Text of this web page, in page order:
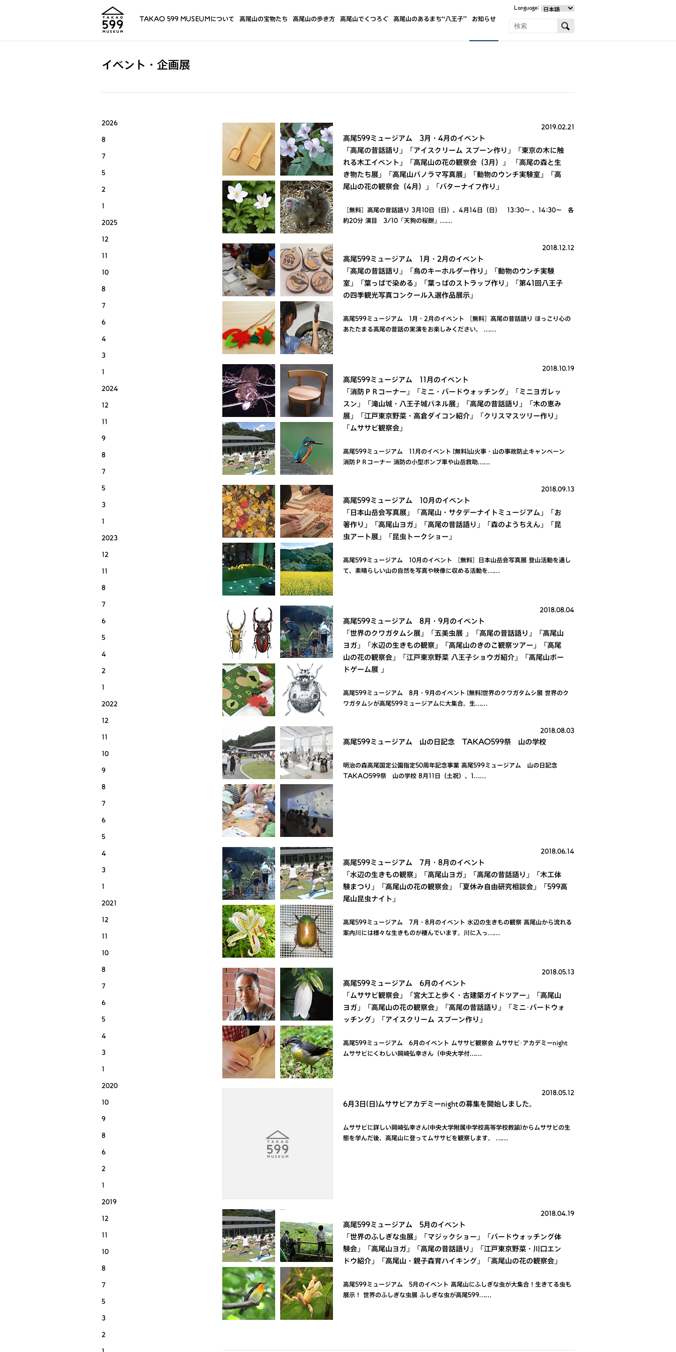
TAKAO 599 MUSEUMについて 高尾山の宝物たち 高尾山の歩き方 高尾山でくつろぐ 高尾山のあるまち“八王子” お知らせ
Language:
イベント・企画展
2019.02.21
高尾599ミュージアム 3月・4月のイベント
「高尾の昔話語り」「アイスクリーム スプーン作り」「東京の木に触
れる木工イベント」「高尾山の花の観察会（3月）」 「高尾の森と生
き物たち展」「高尾山パノラマ写真展」「動物のウンチ実験室」「高
尾山の花の観察会（4月）」「バターナイフ作り」
［無料］高尾の昔話語り 3月10日（日）、4月14日（日） 13:30～ 、14:30～ 各
約20分 演目 3/10「天狗の桜餅」……
2018.12.12
高尾599ミュージアム 1月・2月のイベント
「高尾の昔話語り」「鳥のキーホルダー作り」「動物のウンチ実験
室」「葉っぱで染める」「葉っぱのストラップ作り」「第41回八王子
の四季観光写真コンクール入選作品展示」
高尾599ミュージアム 1月・2月のイベント ［無料］高尾の昔話語り ほっこり心の
あたたまる高尾の昔話の実演をお楽しみください。 ……
2018.10.19
高尾599ミュージアム 11月のイベント
「消防ＰＲコーナー」「ミニ・バードウォッチング」「ミニヨガレッ
スン」「滝山城・八王子城パネル展」「高尾の昔話語り」「木の恵み
展」「江戸東京野菜・高倉ダイコン紹介」「クリスマスツリー作り」
「ムササビ観察会」
高尾599ミュージアム 11月のイベント [無料]山火事・山の事故防止キャンペーン
消防ＰＲコーナー 消防の小型ポンプ車や山岳救助……
2018.09.13
高尾599ミュージアム 10月のイベント
「日本山岳会写真展」「高尾山・サタデーナイトミュージアム」「お
箸作り」「高尾山ヨガ」「高尾の昔話語り」「森のようちえん」「昆
虫アート展」「昆虫トークショー」
高尾599ミュージアム 10月のイベント ［無料］日本山岳会写真展 登山活動を通し
て、素晴らしい山の自然を写真や映像に収める活動を……
2018.08.04
高尾599ミュージアム 8月・9月のイベント
「世界のクワガタムシ展」「五美虫展 」「高尾の昔話語り」「高尾山
ヨガ」「水辺の生きもの観察」「高尾山のきのこ観察ツアー」「高尾
山の花の観察会」「江戸東京野菜 八王子ショウガ紹介」「高尾山ボー
ドゲーム展 」
高尾599ミュージアム 8月・9月のイベント [無料]世界のクワガタムシ展 世界のク
ワガタムシが高尾599ミュージアムに大集合。生……
2018.08.03
高尾599ミュージアム 山の日記念 TAKAO599祭 山の学校
明治の森高尾国定公園指定50周年記念事業 高尾599ミュージアム 山の日記念
TAKAO599祭 山の学校 8月11日（土祝）、1……
2018.06.14
高尾599ミュージアム 7月・8月のイベント
「水辺の生きもの観察」「高尾山ヨガ」「高尾の昔話語り」「木工体
験まつり」「高尾山の花の観察会」「夏休み自由研究相談会」「599高
尾山昆虫ナイト」
高尾599ミュージアム 7月・8月のイベント 水辺の生きもの観察 高尾山から流れる
案内川には様々な生きものが棲んでいます。川に入っ……
2018.05.13
高尾599ミュージアム 6月のイベント
「ムササビ観察会」「宮大工と歩く・古建築ガイドツアー」「高尾山
ヨガ」「高尾山の花の観察会」「高尾の昔話語り」「ミニ･バードウォ
ッチング」「アイスクリーム スプーン作り」
高尾599ミュージアム 6月のイベント ムササビ観察会 ムササビ･アカデミーnight
ムササビにくわしい岡崎弘幸さん（中央大学付……
2018.05.12
6月3日(日)ムササビアカデミーnightの募集を開始しました。
ムササビに詳しい岡崎弘幸さん(中央大学附属中学校高等学校教諭)からムササビの生
態を学んだ後、高尾山に登ってムササビを観察します。 ……
2018.04.19
高尾599ミュージアム 5月のイベント
「世界のふしぎな虫展」「マジックショー」「バードウォッチング体
験会」「高尾山ヨガ」「高尾の昔話語り」「江戸東京野菜・川口エン
ドウ紹介」「高尾山・親子森育ハイキング」「高尾山の花の観察会」
高尾599ミュージアム 5月のイベント 高尾山にふしぎな虫が大集合！生きてる虫も
展示！ 世界のふしぎな虫展 ふしぎな虫が高尾599……
2026
8
7
5
2
1
2025
12
11
10
8
7
6
4
3
1
2024
12
11
9
8
7
5
3
1
2023
12
11
8
7
6
5
4
2
1
2022
12
11
10
9
8
7
6
5
4
3
1
2021
12
11
10
8
7
6
5
4
3
1
2020
10
9
8
6
2
1
2019
12
11
10
8
7
5
3
2